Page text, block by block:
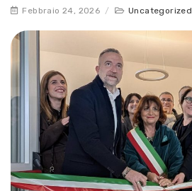
Febbraio 24, 2026 / Uncategorized